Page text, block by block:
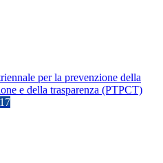
per la prevenzione della
e della trasparenza (PTPCT)
17